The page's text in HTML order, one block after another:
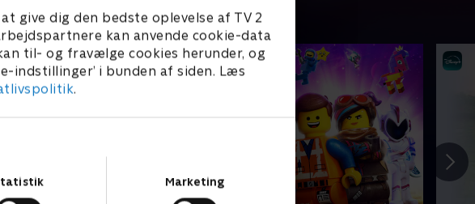
give dig den bedste oplevelse af TV 2
kan anvende cookie-data
til- og fravælge cookies herunder, og
indstillinger’ i bunden af siden. Læs
.
Marketing